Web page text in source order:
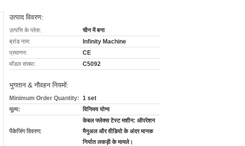
उत्पाद विवरण:
उत्पत्ति के प्लेस:
चीन में बना
ब्रांड नाम:
Infinity Machine
प्रमाणन:
CE
मॉडल संख्या:
C5092
भुगतान & नौवहन नियमों:
Minimum Order Quantity: 1 set
मूल्य:
विनिमय योग्य
पैकेजिंग विवरण:
केबल फ्लेक्स टेस्ट मशीन: ऑपरेशन
मैनुअल और वीडियो के अंदर मानक
निर्यात लकड़ी के मामले।